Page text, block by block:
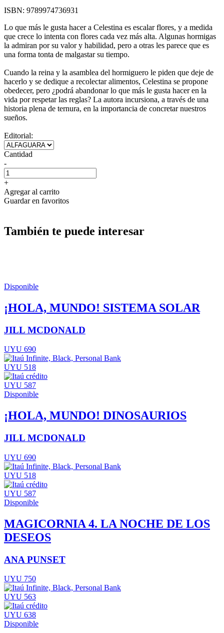
ISBN: 9789974736931
Lo que más le gusta hacer a Celestina es escalar flores, y a medida
que crece lo intenta con flores cada vez más alta. Algunas hormigas
la admiran por su valor y habilidad, pero a otras les parece que es
una forma tonta de malgastar su tiempo.
Cuando la reina y la asamblea del hormiguero le piden que deje de
hacerlo y se dedique a recolectar alimentos, Celestina se propone
obedecer, pero ¿podrá abandonar lo que más le gusta hacer en la
vida por respetar las reglas? La autora incursiona, a través de una
historia plena de ternura, en la importancia de concretar nuestros
sueños.
Editorial:
Cantidad
-
+
Agregar al carrito
Guardar en favoritos
También te puede interesar
Disponible
¡HOLA, MUNDO! SISTEMA SOLAR
JILL MCDONALD
UYU 690
UYU 518
UYU 587
Disponible
¡HOLA, MUNDO! DINOSAURIOS
JILL MCDONALD
UYU 690
UYU 518
UYU 587
Disponible
MAGICORNIA 4. LA NOCHE DE LOS
DESEOS
ANA PUNSET
UYU 750
UYU 563
UYU 638
Disponible